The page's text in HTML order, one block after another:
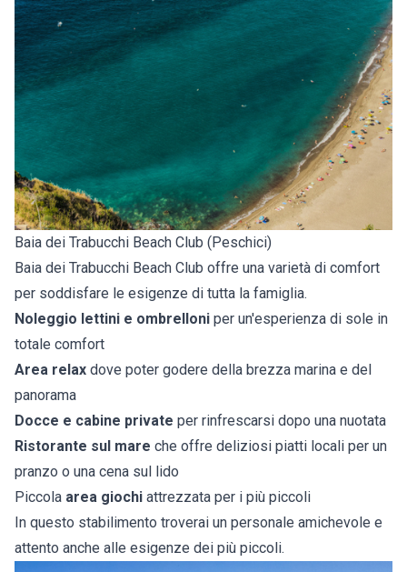
Baia dei Trabucchi Beach Club (Peschici)
Baia dei Trabucchi Beach Club offre una varietà di comfort
per soddisfare le esigenze di tutta la famiglia.
Noleggio lettini e ombrelloni per un'esperienza di sole in
totale comfort
Area relax dove poter godere della brezza marina e del
panorama
Docce e cabine private per rinfrescarsi dopo una nuotata
Ristorante sul mare che offre deliziosi piatti locali per un
pranzo o una cena sul lido
Piccola area giochi attrezzata per i più piccoli
In questo stabilimento troverai un personale amichevole e
attento anche alle esigenze dei più piccoli.